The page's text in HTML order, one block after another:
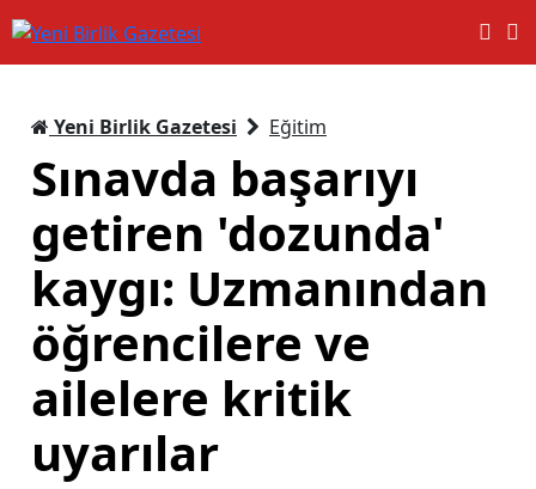
Yeni Birlik Gazetesi Eğitim
Sınavda başarıyı
getiren 'dozunda'
kaygı: Uzmanından
öğrencilere ve
ailelere kritik
uyarılar